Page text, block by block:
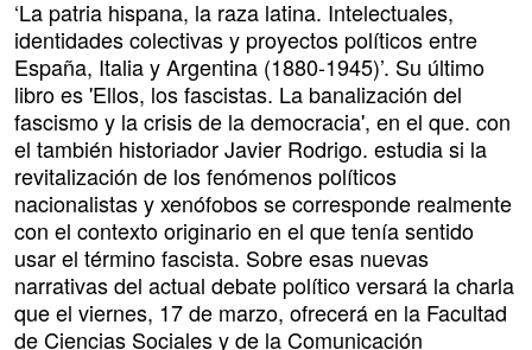
‘La patria hispana, la raza latina. Intelectuales,
identidades colectivas y proyectos políticos entre
España, Italia y Argentina (1880-1945)’. Su último
libro es 'Ellos, los fascistas. La banalización del
fascismo y la crisis de la democracia', en el que. con
el también historiador Javier Rodrigo. estudia si la
revitalización de los fenómenos políticos
nacionalistas y xenófobos se corresponde realmente
con el contexto originario en el que tenía sentido
usar el término fascista. Sobre esas nuevas
narrativas del actual debate político versará la charla
que el viernes, 17 de marzo, ofrecerá en la Facultad
de Ciencias Sociales y de la Comunicación